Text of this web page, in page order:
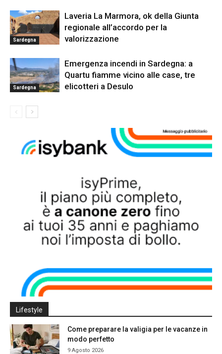
Sardegna
Laveria La Marmora, ok della Giunta
regionale all’accordo per la
valorizzazione
Sardegna
Emergenza incendi in Sardegna: a
Quartu fiamme vicino alle case, tre
elicotteri a Desulo
Lifestyle
Come preparare la valigia per le vacanze in
modo perfetto
9 Agosto 2026